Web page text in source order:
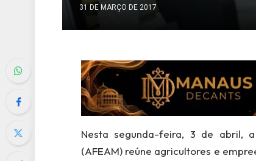
31 DE MARÇO DE 2017
Nesta segunda-feira, 3 de abril,
(AFEAM) reúne agricultores e